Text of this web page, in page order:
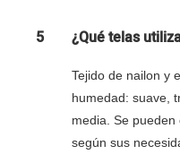
5 ¿Qué telas
Tejido de nailon y
humedad: suave,
media. Se
según sus